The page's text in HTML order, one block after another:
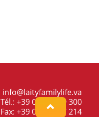
info@laityfamilylife.va
Tél.: +39 06 698 69 300
Fax: +39 06 698 87 214